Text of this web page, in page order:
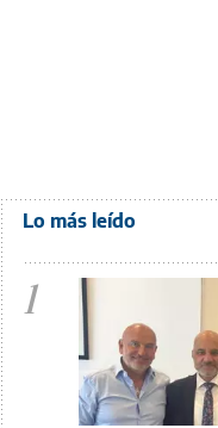
Lo más leído
1